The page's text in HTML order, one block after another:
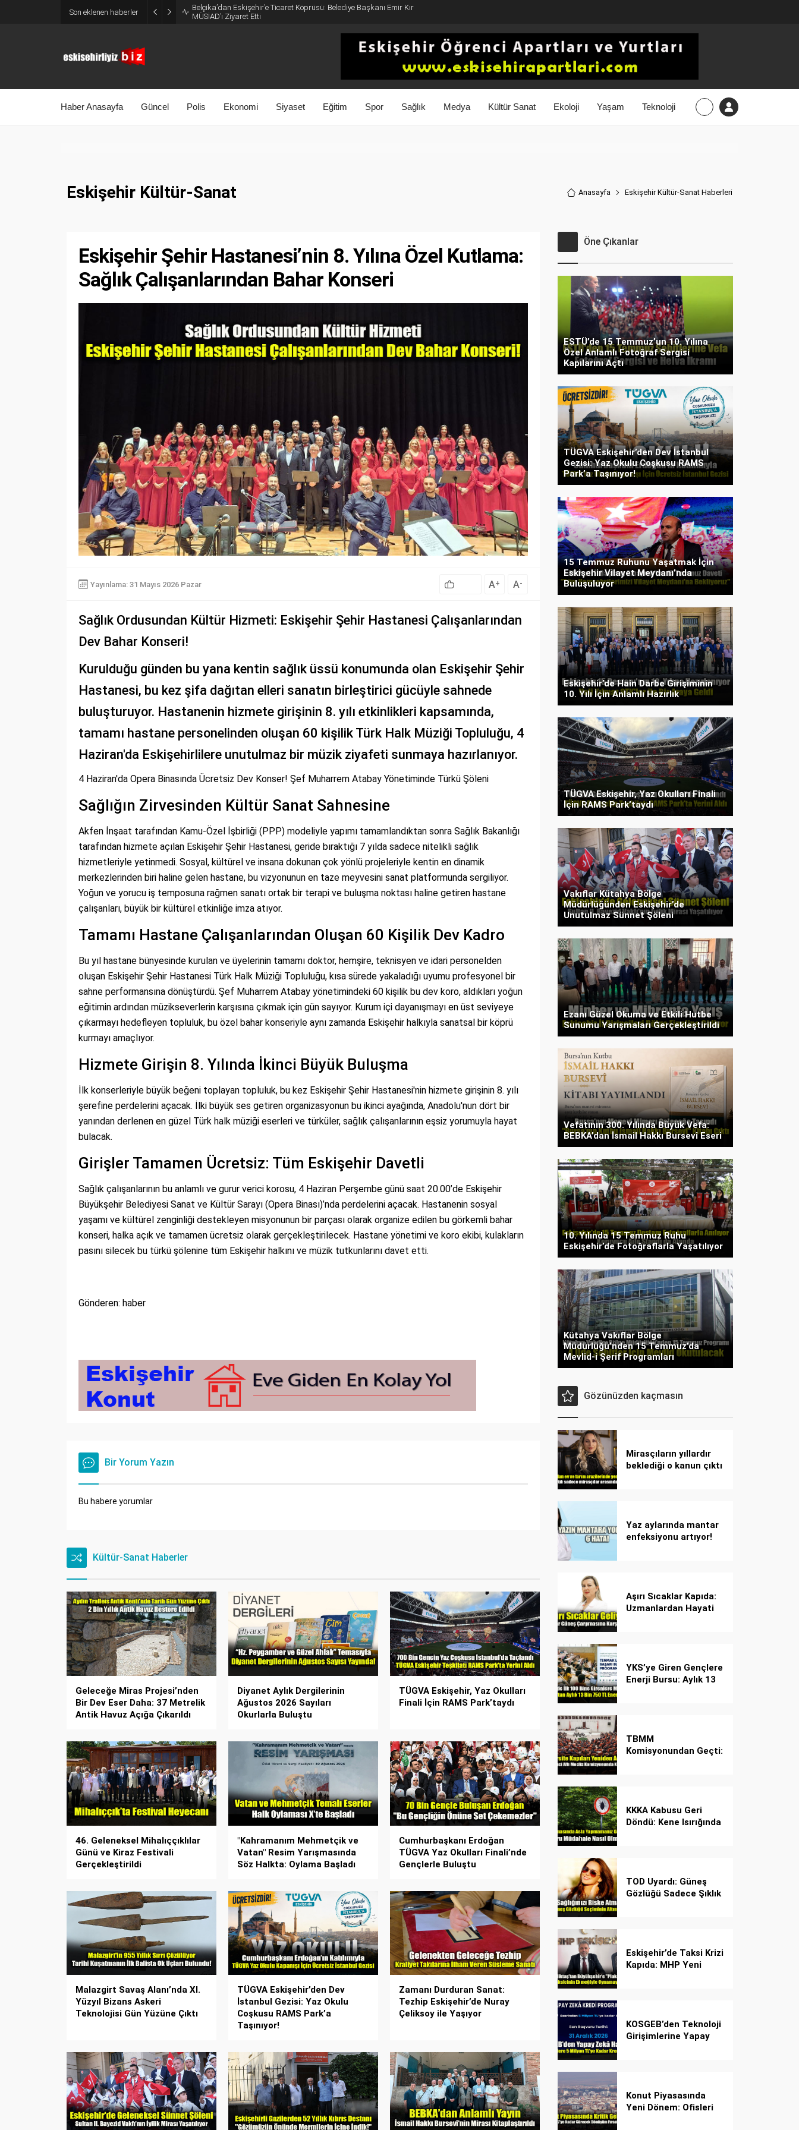
Son eklenen haberler
Belçika’dan Eskişehir’e Ticaret Köprüsü: Belediye Başkanı Emir Kır
MÜSİAD’ı Ziyaret Etti
Haber Anasayfa Güncel Polis Ekonomi Siyaset Eğitim Spor Sağlık Medya Kültür Sanat Ekoloji Yaşam Teknoloji
Eskişehir Kültür-Sanat Anasayfa Eskişehir Kültür-Sanat Haberleri
Eskişehir Şehir Hastanesi’nin 8. Yılına Özel Kutlama:
Sağlık Çalışanlarından Bahar Konseri
Yayınlama: 31 Mayıs 2026 Pazar A+ A-
Sağlık Ordusundan Kültür Hizmeti: Eskişehir Şehir Hastanesi Çalışanlarından
Dev Bahar Konseri!
Kurulduğu günden bu yana kentin sağlık üssü konumunda olan Eskişehir Şehir
Hastanesi, bu kez şifa dağıtan elleri sanatın birleştirici gücüyle sahnede
buluşturuyor. Hastanenin hizmete girişinin 8. yılı etkinlikleri kapsamında,
tamamı hastane personelinden oluşan 60 kişilik Türk Halk Müziği Topluluğu, 4
Haziran'da Eskişehirlilere unutulmaz bir müzik ziyafeti sunmaya hazırlanıyor.
4 Haziran'da Opera Binasında Ücretsiz Dev Konser! Şef Muharrem Atabay Yönetiminde Türkü Şöleni
Sağlığın Zirvesinden Kültür Sanat Sahnesine
Akfen İnşaat tarafından Kamu-Özel İşbirliği (PPP) modeliyle yapımı tamamlandıktan sonra Sağlık Bakanlığı
tarafından hizmete açılan Eskişehir Şehir Hastanesi, geride bıraktığı 7 yılda sadece nitelikli sağlık
hizmetleriyle yetinmedi. Sosyal, kültürel ve insana dokunan çok yönlü projeleriyle kentin en dinamik
merkezlerinden biri haline gelen hastane, bu vizyonunun en taze meyvesini sanat platformunda sergiliyor.
Yoğun ve yorucu iş temposuna rağmen sanatı ortak bir terapi ve buluşma noktası haline getiren hastane
çalışanları, büyük bir kültürel etkinliğe imza atıyor.
Tamamı Hastane Çalışanlarından Oluşan 60 Kişilik Dev Kadro
Bu yıl hastane bünyesinde kurulan ve üyelerinin tamamı doktor, hemşire, teknisyen ve idari personelden
oluşan Eskişehir Şehir Hastanesi Türk Halk Müziği Topluluğu, kısa sürede yakaladığı uyumu profesyonel bir
sahne performansına dönüştürdü. Şef Muharrem Atabay yönetimindeki 60 kişilik bu dev koro, aldıkları yoğun
eğitimin ardından müzikseverlerin karşısına çıkmak için gün sayıyor. Kurum içi dayanışmayı en üst seviyeye
çıkarmayı hedefleyen topluluk, bu özel bahar konseriyle aynı zamanda Eskişehir halkıyla sanatsal bir köprü
kurmayı amaçlıyor.
Hizmete Girişin 8. Yılında İkinci Büyük Buluşma
İlk konserleriyle büyük beğeni toplayan topluluk, bu kez Eskişehir Şehir Hastanesi'nin hizmete girişinin 8. yılı
şerefine perdelerini açacak. İlki büyük ses getiren organizasyonun bu ikinci ayağında, Anadolu'nun dört bir
yanından derlenen en güzel Türk halk müziği eserleri ve türküler, sağlık çalışanlarının eşsiz yorumuyla hayat
bulacak.
Girişler Tamamen Ücretsiz: Tüm Eskişehir Davetli
Sağlık çalışanlarının bu anlamlı ve gurur verici korosu, 4 Haziran Perşembe günü saat 20.00’de Eskişehir
Büyükşehir Belediyesi Sanat ve Kültür Sarayı (Opera Binası)’nda perdelerini açacak. Hastanenin sosyal
yaşamı ve kültürel zenginliği destekleyen misyonunun bir parçası olarak organize edilen bu görkemli bahar
konseri, halka açık ve tamamen ücretsiz olarak gerçekleştirilecek. Hastane yönetimi ve koro ekibi, kulakların
pasını silecek bu türkü şölenine tüm Eskişehir halkını ve müzik tutkunlarını davet etti.
Gönderen: haber
Bir Yorum Yazın
Bu habere yorumlar
Kültür-Sanat Haberler
Geleceğe Miras Projesi’nden
Bir Dev Eser Daha: 37 Metrelik
Antik Havuz Açığa Çıkarıldı
Diyanet Aylık Dergilerinin
Ağustos 2026 Sayıları
Okurlarla Buluştu
TÜGVA Eskişehir, Yaz Okulları
Finali İçin RAMS Park’taydı
46. Geleneksel Mihalıççıklılar
Günü ve Kiraz Festivali
Gerçekleştirildi
"Kahramanım Mehmetçik ve
Vatan" Resim Yarışmasında
Söz Halkta: Oylama Başladı
Cumhurbaşkanı Erdoğan
TÜGVA Yaz Okulları Finali’nde
Gençlerle Buluştu
Malazgirt Savaş Alanı’nda XI.
Yüzyıl Bizans Askeri
Teknolojisi Gün Yüzüne Çıktı
TÜGVA Eskişehir’den Dev
İstanbul Gezisi: Yaz Okulu
Coşkusu RAMS Park’a
Taşınıyor!
Zamanı Durduran Sanat:
Tezhip Eskişehir’de Nuray
Çeliksoy ile Yaşıyor
Öne Çıkanlar
ESTÜ’de 15 Temmuz’un 10. Yılına
Özel Anlamlı Fotoğraf Sergisi
Kapılarını Açtı
TÜGVA Eskişehir’den Dev İstanbul
Gezisi: Yaz Okulu Coşkusu RAMS
Park’a Taşınıyor!
15 Temmuz Ruhunu Yaşatmak İçin
Eskişehir Vilayet Meydanı’nda
Buluşuluyor
Eskişehir’de Hain Darbe Girişiminin
10. Yılı İçin Anlamlı Hazırlık
TÜGVA Eskişehir, Yaz Okulları Finali
İçin RAMS Park’taydı
Vakıflar Kütahya Bölge
Müdürlüğünden Eskişehir’de
Unutulmaz Sünnet Şöleni
Ezanı Güzel Okuma ve Etkili Hutbe
Sunumu Yarışmaları Gerçekleştirildi
Vefatının 300. Yılında Büyük Vefa:
BEBKA’dan İsmail Hakkı Bursevî Eseri
10. Yılında 15 Temmuz Ruhu
Eskişehir’de Fotoğraflarla Yaşatılıyor
Kütahya Vakıflar Bölge
Müdürlüğü’nden 15 Temmuz’da
Mevlid-i Şerif Programları
Gözünüzden kaçmasın
Mirasçıların yıllardır
beklediği o kanun çıktı
Yaz aylarında mantar
enfeksiyonu artıyor!
Aşırı Sıcaklar Kapıda:
Uzmanlardan Hayati
YKS’ye Giren Gençlere
Enerji Bursu: Aylık 13
TBMM
Komisyonundan Geçti:
KKKA Kabusu Geri
Döndü: Kene Isırığında
TOD Uyardı: Güneş
Gözlüğü Sadece Şıklık
Eskişehir’de Taksi Krizi
Kapıda: MHP Yeni
KOSGEB’den Teknoloji
Girişimlerine Yapay
Konut Piyasasında
Yeni Dönem: Ofisleri